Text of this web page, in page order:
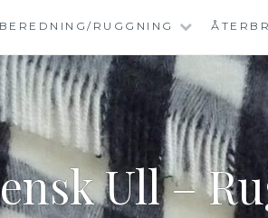
BEREDNING/RUGGNING
Ull –